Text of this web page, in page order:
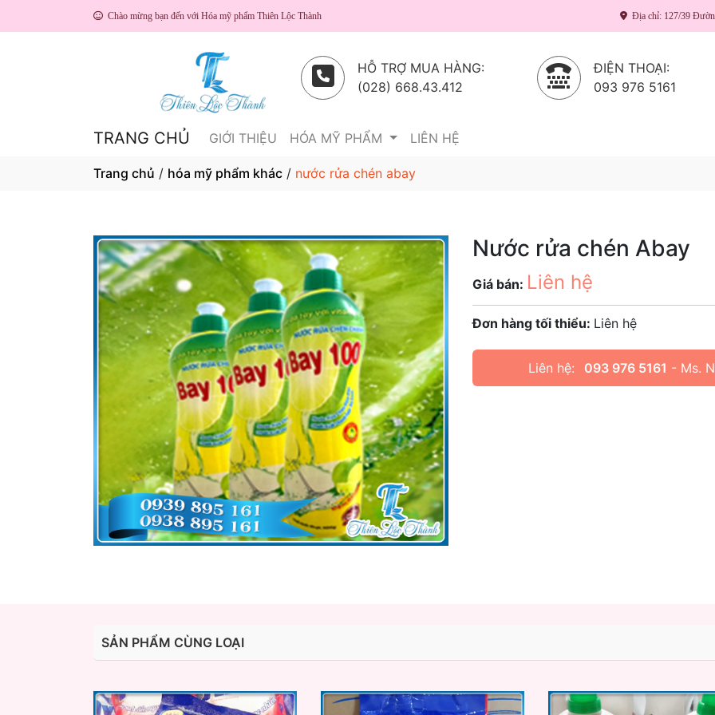
Chào mừng bạn đến với Hóa mỹ phẩm Thiên Lộc Thành Địa chỉ: 127/39
HỖ TRỢ MUA HÀNG:
(028) 668.43.412
ĐIỆN THOẠI:
093 976 5161
TRANG CHỦ GIỚI THIỆU HÓA MỸ PHẨM LIÊN HỆ
Trang chủ / hóa mỹ phẩm khác / nước rửa chén abay
Nước rửa chén Abay
Giá bán: Liên hệ
Đơn hàng tối thiểu: Liên hệ
Liên hệ: 093 976 5161 - Ms.
SẢN PHẨM CÙNG LOẠI